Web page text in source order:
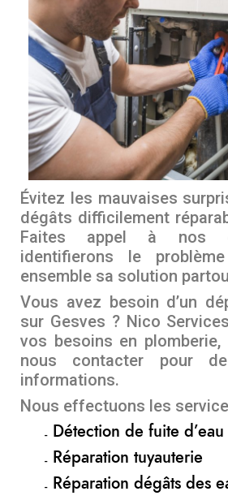
Évitez les mauvaises
dégâts difficilement
Faites appel à nos
identifierons le
ensemble sa solution
Vous avez besoin d’un
sur Gesves ? Nico
vos besoins en plomberie,
nous contacter pour
informations.
Nous effectuons les
Détection de fuite d’eau
Réparation tuyauterie
Réparation dégâts des